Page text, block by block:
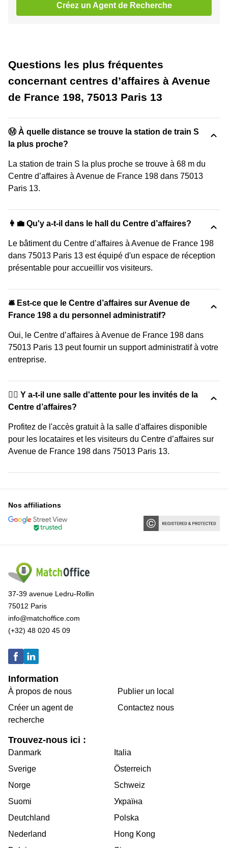
Créez un Agent de Recherche
Questions les plus fréquentes
concernant centres d’affaires à Avenue
de France 198, 75013 Paris 13
Ⓜ️ À quelle distance se trouve la station de train S
la plus proche?
La station de train S la plus proche se trouve à 68 m du
Centre d’affaires à Avenue de France 198 dans 75013
Paris 13.
👩‍💼 Qu'y a-t-il dans le hall du Centre d’affaires?
Le bâtiment du Centre d’affaires à Avenue de France 198
dans 75013 Paris 13 est équipé d'un espace de réception
présentable pour accueillir vos visiteurs.
🛎 Est-ce que le Centre d’affaires sur Avenue de
France 198 a du personnel administratif?
Oui, le Centre d’affaires à Avenue de France 198 dans
75013 Paris 13 peut fournir un support administratif à votre
entreprise.
🙋‍♀️ Y a-t-il une salle d'attente pour les invités de la
Centre d’affaires?
Profitez de l'accès gratuit à la salle d'affaires disponible
pour les locataires et les visiteurs du Centre d’affaires sur
Avenue de France 198 dans 75013 Paris 13.
Nos affiliations
37-39 avenue Ledru-Rollin
75012 Paris
info@matchoffice.com
(+32) 48 020 45 09
Information
À propos de nous
Créer un agent de
recherche
Publier un local
Contactez nous
Trouvez-nous ici :
Danmark
Sverige
Norge
Suomi
Deutchland
Nederland
Italia
Österreich
Schweiz
Україна
Polska
Hong Kong